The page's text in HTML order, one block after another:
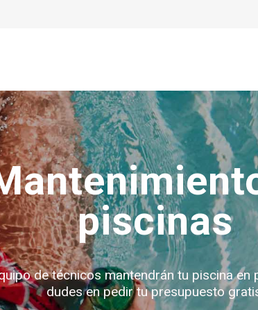
piscinas
de técnicos mantendrán tu piscina en
dudes en pedir tu presupuesto